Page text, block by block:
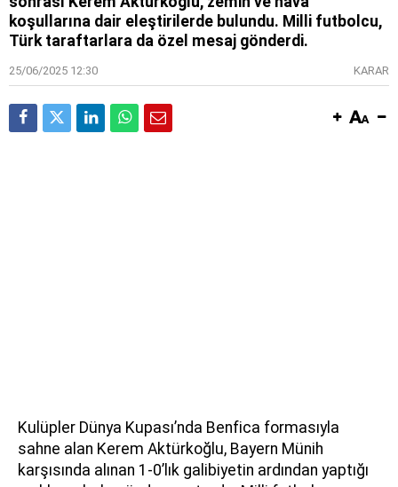
koşullarına dair eleştirilerde bulundu. Milli futbolcu,
Türk taraftarlara da özel mesaj gönderdi.
25/06/2025 12:30 KARAR
Kulüpler Dünya Kupası’nda Benfica formasıyla
sahne alan Kerem Aktürkoğlu, Bayern Münih
karşısında alınan 1-0’lık galibiyetin ardından yaptığı